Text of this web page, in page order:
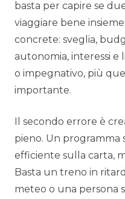
basta per capire se
viaggiare bene
concrete: sveglia,
autonomia, interessi e
o impegnativo, più
importante.
Il secondo errore è
pieno. Un programma
efficiente sulla carta,
Basta un treno in
meteo o una persona